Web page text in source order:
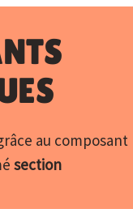
au composant
section